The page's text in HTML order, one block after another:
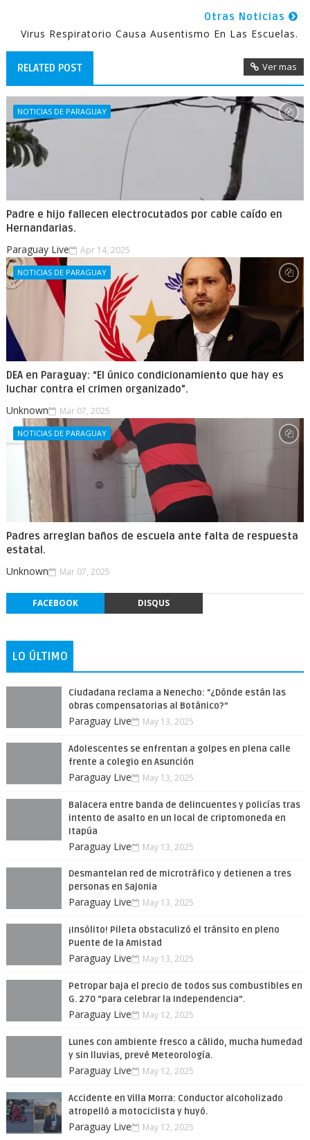
Otras Noticias
Virus Respiratorio Causa Ausentismo En Las Escuelas.
RELATED POST Ver mas
NOTICIAS DE PARAGUAY
Padre e hijo fallecen electrocutados por cable caído en
Hernandarias.
Paraguay Live Apr 14, 2025
NOTICIAS DE PARAGUAY
DEA en Paraguay: “El único condicionamiento que hay es
luchar contra el crimen organizado”.
Unknown Mar 07, 2025
NOTICIAS DE PARAGUAY
Padres arreglan baños de escuela ante falta de respuesta
estatal.
Unknown Mar 07, 2025
FACEBOOK DISQUS
LO ÚLTIMO
Ciudadana reclama a Nenecho: "¿Dónde están las
obras compensatorias al Botánico?”
Paraguay Live May 13, 2025
Adolescentes se enfrentan a golpes en plena calle
frente a colegio en Asunción
Paraguay Live May 13, 2025
Balacera entre banda de delincuentes y policías tras
intento de asalto en un local de criptomoneda en
Itapúa
Paraguay Live May 13, 2025
Desmantelan red de microtráfico y detienen a tres
personas en Sajonia
Paraguay Live May 13, 2025
¡Insólito! Pileta obstaculizó el tránsito en pleno
Puente de la Amistad
Paraguay Live May 13, 2025
Petropar baja el precio de todos sus combustibles en
G. 270 “para celebrar la Independencia”.
Paraguay Live May 12, 2025
Lunes con ambiente fresco a cálido, mucha humedad
y sin lluvias, prevé Meteorología.
Paraguay Live May 12, 2025
Accidente en Villa Morra: Conductor alcoholizado
atropelló a motociclista y huyó.
Paraguay Live May 12, 2025